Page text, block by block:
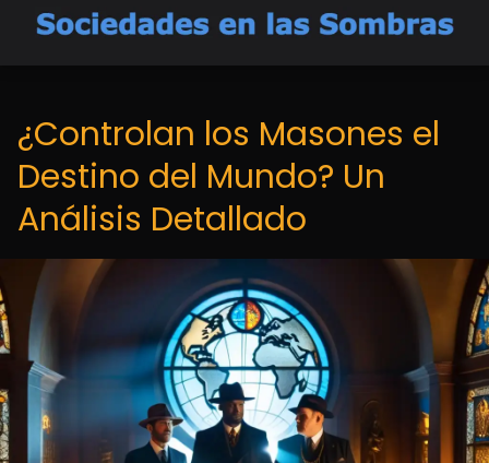
¿Controlan los Masones el
Destino del Mundo? Un
Análisis Detallado